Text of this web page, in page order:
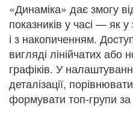
«Динаміка» дає змогу
показників у часі — як
і з накопиченням.
вигляді лінійчатих
графіків. У
деталізації,
формувати топ-групи